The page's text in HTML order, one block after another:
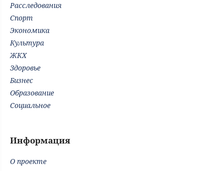
Расследования
Спорт
Экономика
Культура
ЖКХ
Здоровье
Бизнес
Образование
Социальное
Информация
О проекте